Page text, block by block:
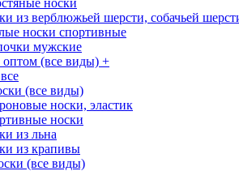
носки
из верблюжьей шерсти, собачьей
носки спортивные
мужские
(все виды) +
(все виды)
носки, эластик
носки
из льна
из крапивы
(все виды)